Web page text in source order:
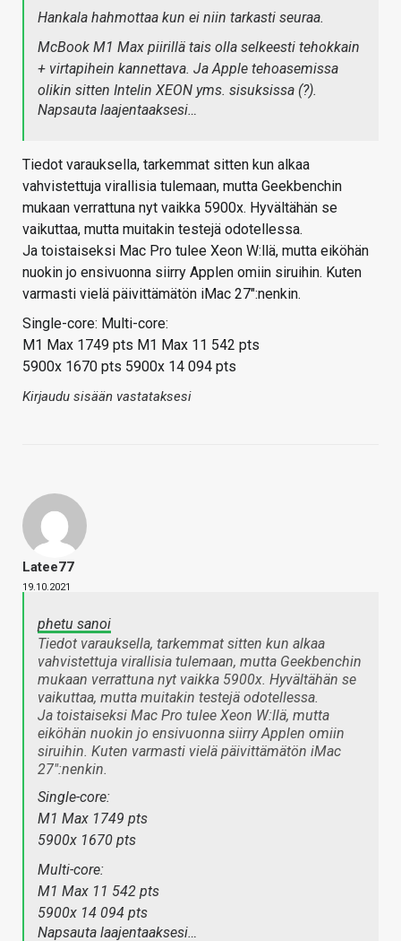
Hankala hahmottaa kun ei niin tarkasti seuraa.
McBook M1 Max piirillä tais olla selkeesti tehokkain
+ virtapihein kannettava. Ja Apple tehoasemissa
olikin sitten Intelin XEON yms. sisuksissa (?).
Napsauta laajentaaksesi…
Tiedot varauksella, tarkemmat sitten kun alkaa
vahvistettuja virallisia tulemaan, mutta Geekbenchin
mukaan verrattuna nyt vaikka 5900x. Hyvältähän se
vaikuttaa, mutta muitakin testejä odotellessa.
Ja toistaiseksi Mac Pro tulee Xeon W:llä, mutta eiköhän
nuokin jo ensivuonna siirry Applen omiin siruihin. Kuten
varmasti vielä päivittämätön iMac 27":nenkin.
Single-core: Multi-core:
M1 Max 1749 pts M1 Max 11 542 pts
5900x 1670 pts 5900x 14 094 pts
Kirjaudu sisään vastataksesi
Latee77
19.10.2021
phetu sanoi
Tiedot varauksella, tarkemmat sitten kun alkaa
vahvistettuja virallisia tulemaan, mutta Geekbenchin
mukaan verrattuna nyt vaikka 5900x. Hyvältähän se
vaikuttaa, mutta muitakin testejä odotellessa.
Ja toistaiseksi Mac Pro tulee Xeon W:llä, mutta
eiköhän nuokin jo ensivuonna siirry Applen omiin
siruihin. Kuten varmasti vielä päivittämätön iMac
27":nenkin.
Single-core:
M1 Max 1749 pts
5900x 1670 pts
Multi-core:
M1 Max 11 542 pts
5900x 14 094 pts
Napsauta laajentaaksesi…